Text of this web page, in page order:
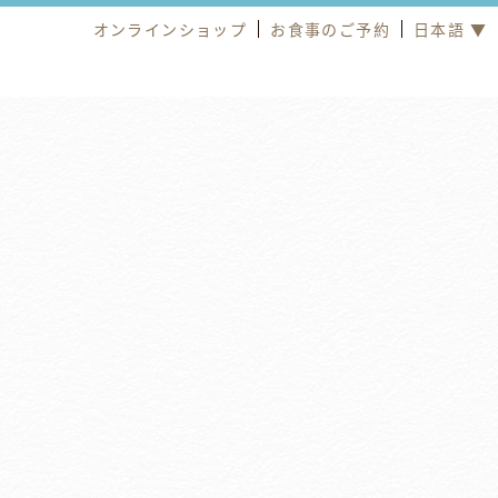
オンラインショップ お食事のご予約 日本語 ▼